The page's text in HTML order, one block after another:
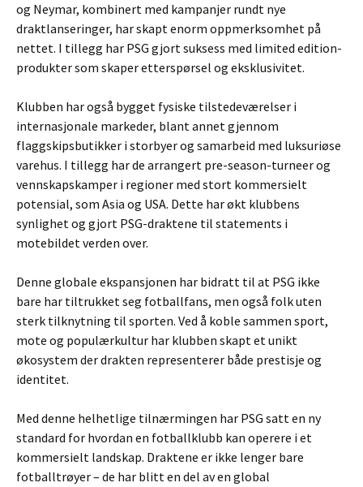
og Neymar, kombinert med kampanjer rundt nye
draktlanseringer, har skapt enorm oppmerksomhet på
nettet. I tillegg har PSG gjort suksess med limited edition-
produkter som skaper etterspørsel og eksklusivitet.
Klubben har også bygget fysiske tilstedeværelser i
internasjonale markeder, blant annet gjennom
flaggskipsbutikker i storbyer og samarbeid med luksuriøse
varehus. I tillegg har de arrangert pre-season-turneer og
vennskapskamper i regioner med stort kommersielt
potensial, som Asia og USA. Dette har økt klubbens
synlighet og gjort PSG-draktene til statements i
motebildet verden over.
Denne globale ekspansjonen har bidratt til at PSG ikke
bare har tiltrukket seg fotballfans, men også folk uten
sterk tilknytning til sporten. Ved å koble sammen sport,
mote og populærkultur har klubben skapt et unikt
økosystem der drakten representerer både prestisje og
identitet.
Med denne helhetlige tilnærmingen har PSG satt en ny
standard for hvordan en fotballklubb kan operere i et
kommersielt landskap. Draktene er ikke lenger bare
fotballtrøyer – de har blitt en del av en global